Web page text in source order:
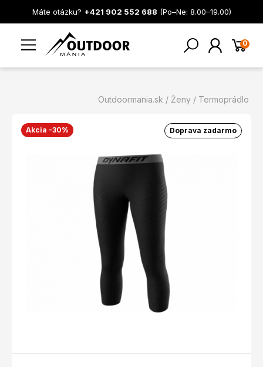
Máte otázku? +421 902 552 688 (Po–Ne: 8.00–19.00)
0
Outdoormania.sk Ženy Termoprádlo
Doprava zadarmo
Akcia -30%